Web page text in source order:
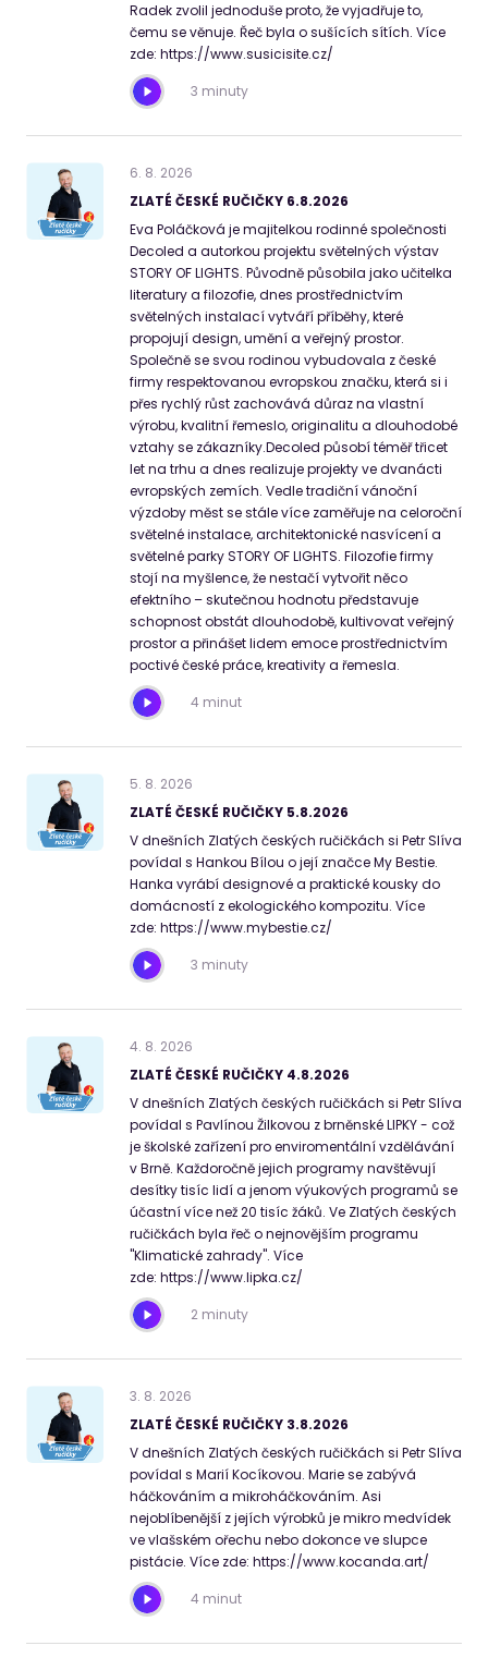
Radek zvolil jednoduše proto, že vyjadřuje to,
čemu se věnuje. Řeč byla o sušících sítích. Více
zde: https://www.susicisite.cz/
3 minuty
6. 8. 2026
ZLATÉ ČESKÉ RUČIČKY 6.8.2026
Eva Poláčková je majitelkou rodinné společnosti
Decoled a autorkou projektu světelných výstav
STORY OF LIGHTS. Původně působila jako učitelka
literatury a filozofie, dnes prostřednictvím
světelných instalací vytváří příběhy, které
propojují design, umění a veřejný prostor.
Společně se svou rodinou vybudovala z české
firmy respektovanou evropskou značku, která si i
přes rychlý růst zachovává důraz na vlastní
výrobu, kvalitní řemeslo, originalitu a dlouhodobé
vztahy se zákazníky.Decoled působí téměř třicet
let na trhu a dnes realizuje projekty ve dvanácti
evropských zemích. Vedle tradiční vánoční
výzdoby měst se stále více zaměřuje na celoroční
světelné instalace, architektonické nasvícení a
světelné parky STORY OF LIGHTS. Filozofie firmy
stojí na myšlence, že nestačí vytvořit něco
efektního – skutečnou hodnotu představuje
schopnost obstát dlouhodobě, kultivovat veřejný
prostor a přinášet lidem emoce prostřednictvím
poctivé české práce, kreativity a řemesla.
4 minut
5. 8. 2026
ZLATÉ ČESKÉ RUČIČKY 5.8.2026
V dnešních Zlatých českých ručičkách si Petr Slíva
povídal s Hankou Bílou o její značce My Bestie.
Hanka vyrábí designové a praktické kousky do
domácností z ekologického kompozitu. Více
zde: https://www.mybestie.cz/
3 minuty
4. 8. 2026
ZLATÉ ČESKÉ RUČIČKY 4.8.2026
V dnešních Zlatých českých ručičkách si Petr Slíva
povídal s Pavlínou Žilkovou z brněnské LIPKY - což
je školské zařízení pro enviromentální vzdělávání
v Brně. Každoročně jejich programy navštěvují
desítky tisíc lidí a jenom výukových programů se
účastní více než 20 tisíc žáků. Ve Zlatých českých
ručičkách byla řeč o nejnovějším programu
"Klimatické zahrady". Více
zde: https://www.lipka.cz/
2 minuty
3. 8. 2026
ZLATÉ ČESKÉ RUČIČKY 3.8.2026
V dnešních Zlatých českých ručičkách si Petr Slíva
povídal s Marií Kocíkovou. Marie se zabývá
háčkováním a mikroháčkováním. Asi
nejoblíbenější z jejích výrobků je mikro medvídek
ve vlašském ořechu nebo dokonce ve slupce
pistácie. Více zde: https://www.kocanda.art/
4 minut